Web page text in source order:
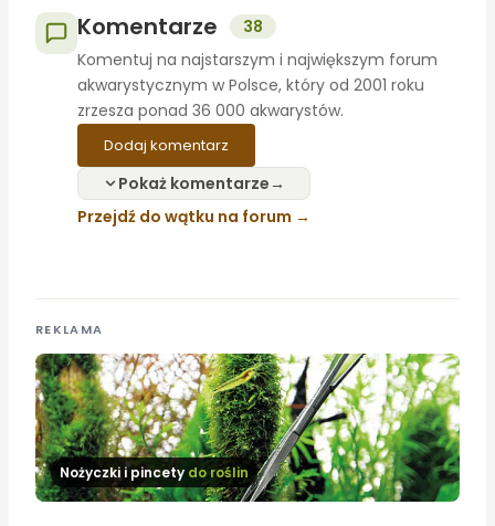
Komentarze
38
Komentuj na najstarszym i największym forum
akwarystycznym w Polsce, który od 2001 roku
zrzesza ponad 36 000 akwarystów.
Dodaj komentarz
Pokaż komentarze
Przejdź do wątku na forum
REKLAMA
Nożyczki i pincety do roślin